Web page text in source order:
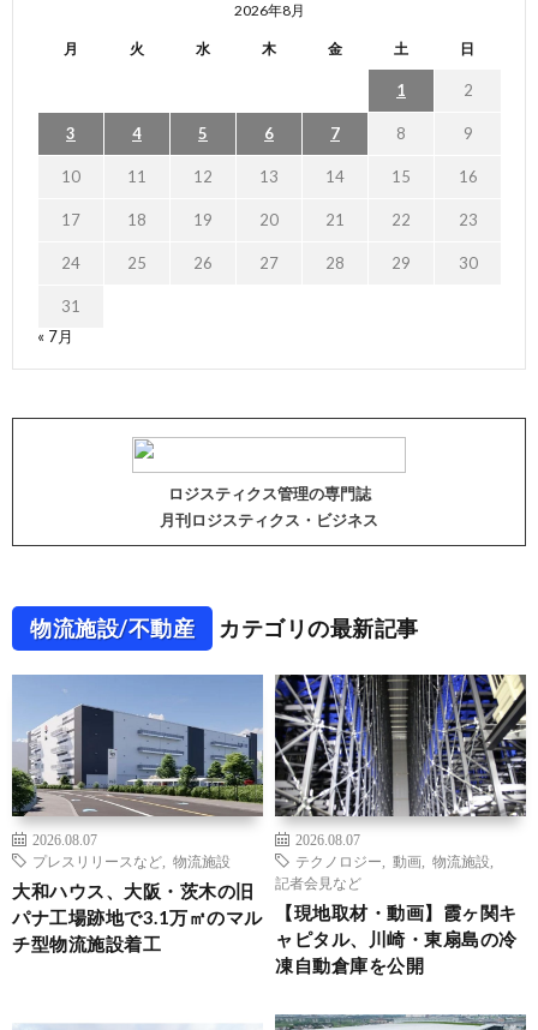
2026年8月
月 火 水 木 金 土 日
1 2
3 4 5 6 7 8 9
10 11 12 13 14 15 16
17 18 19 20 21 22 23
24 25 26 27 28 29 30
31
« 7月
ロジスティクス管理の専門誌
月刊ロジスティクス・ビジネス
物流施設/不動産 カテゴリの最新記事
2026.08.07
プレスリリースなど
物流施設
大和ハウス、大阪・茨木の旧
パナ工場跡地で3.1万㎡のマル
チ型物流施設着工
2026.08.07
テクノロジー
動画 物流施設
記者会見など
【現地取材・動画】霞ヶ関キ
ャピタル、川崎・東扇島の冷
凍自動倉庫を公開